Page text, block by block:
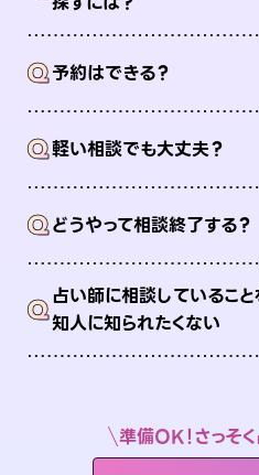
Q予約はできる？
Q軽い相談でも大丈夫？
Qどうやって相談終了する？
Q占い師に相談していること
知人に知られたくない
準備OK！さっそ